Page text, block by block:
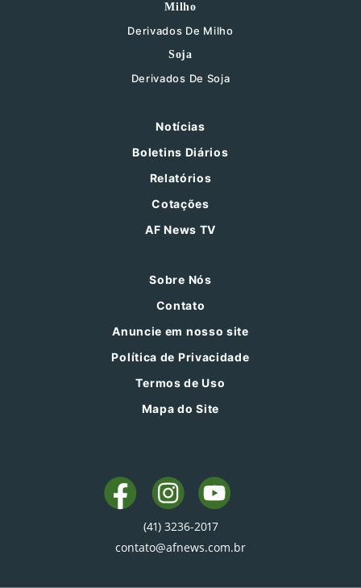
Milho
Derivados De Milho
Soja
Derivados De Soja
Notícias
Boletins Diários
Relatórios
Cotações
AF News TV
Sobre Nós
Contato
Anuncie em nosso site
Política de Privacidade
Termos de Uso
Mapa do Site
(41) 3236-2017
contato@afnews.com.br